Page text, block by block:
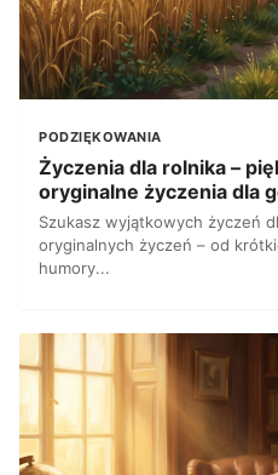
PODZIĘKOWANIA
Życzenia dla rolnika –
oryginalne życzenia dla
Szukasz wyjątkowych życzeń
oryginalnych życzeń – od
humory...